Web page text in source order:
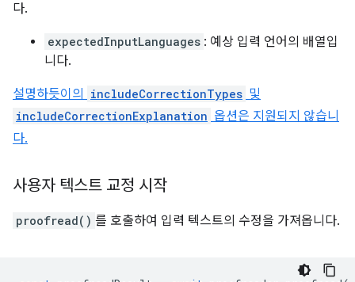
다.
expectedInputLanguages : 예상 입력 언어의 배열입
니다.
설명하듯이의 includeCorrectionTypes 및
includeCorrectionExplanation 옵션은 지원되지 않습니
다.
사용자 텍스트 교정 시작
proofread() 를 호출하여 입력 텍스트의 수정을 가져옵니다.